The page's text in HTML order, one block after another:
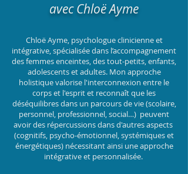
avec Chloë Ayme
Chloë Ayme, psychologue clinicienne et
intégrative, spécialisée dans l’accompagnement
des femmes enceintes, des tout-petits, enfants,
adolescents et adultes. Mon approche
holistique valorise l'interconnexion entre le
corps et l'esprit et reconnaît que les
déséquilibres dans un parcours de vie (scolaire,
personnel, professionnel, social…) peuvent
avoir des répercussions dans d'autres aspects
(cognitifs, psycho-émotionnel, systémiques et
énergétiques) nécessitant ainsi une approche
intégrative et personnalisée.